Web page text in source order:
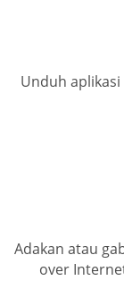
Unduh
Adakan atau
over